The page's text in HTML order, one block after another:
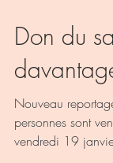
Don du
Nouveau
personnes sont
vendredi 19